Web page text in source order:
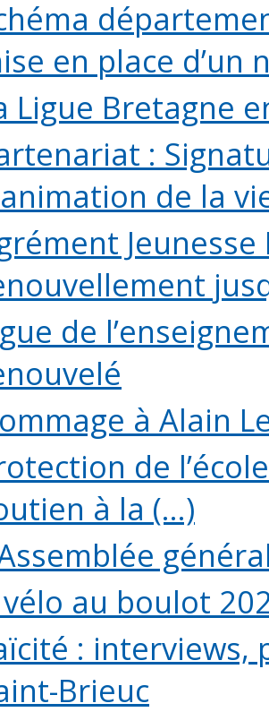
en place d’un
Ligue Bretagne
:
de la
de
à Alain
de
à la (...)
au boulot
:
Brieuc